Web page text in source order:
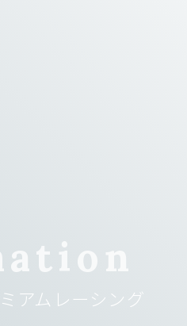
アムレーシング